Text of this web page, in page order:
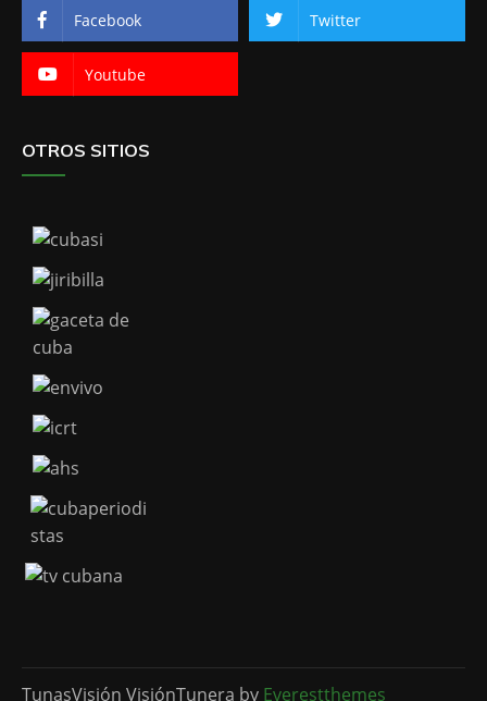
Facebook Twitter
Youtube
OTROS SITIOS
TunasVisión VisiónTunera by Everestthemes